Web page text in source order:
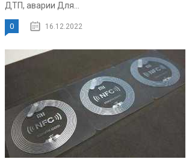
ДТП, аварии Для...
0 16.12.2022